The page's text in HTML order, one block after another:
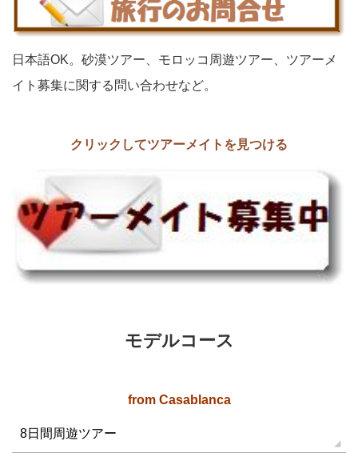
日本語OK。砂漠ツアー、モロッコ周遊ツアー、ツアーメ
イト募集に関する問い合わせなど。
クリックしてツアーメイトを見つける
モデルコース
from Casablanca
8日間周遊ツアー